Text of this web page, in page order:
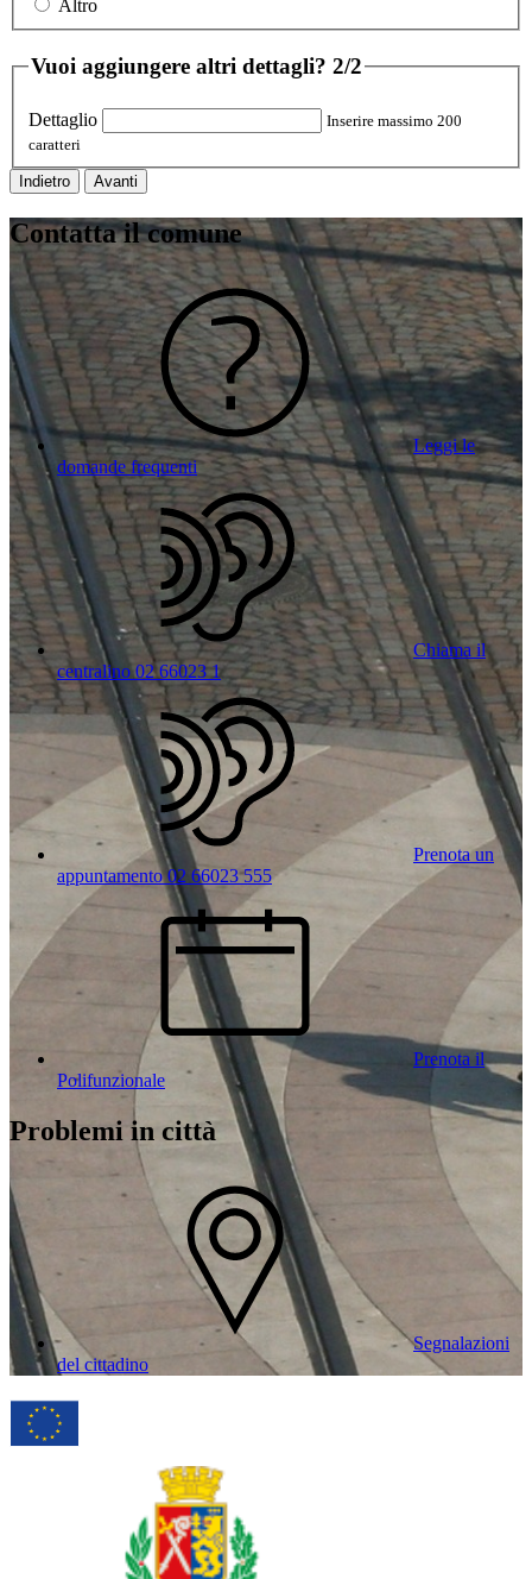
Altro
Vuoi aggiungere altri dettagli? 2/2
Dettaglio
Inserire massimo 200
caratteri
Indietro Avanti
Contatta il comune
Leggi le
domande frequenti
Chiama il
centralino 02 66023 1
Prenota un
appuntamento 02 66023 555
Prenota il
Polifunzionale
Problemi in città
Segnalazioni
del cittadino